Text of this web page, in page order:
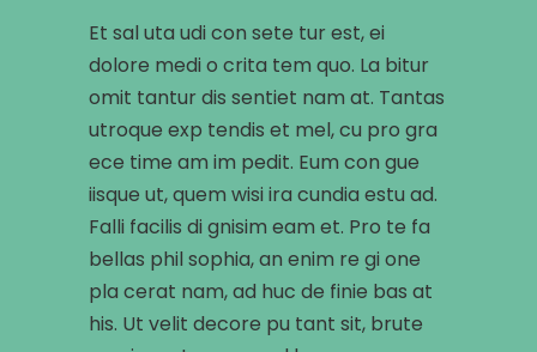
Et sal uta udi con sete tur est, ei
dolore medi o crita tem quo. La bitur
omit tantur dis sentiet nam at. Tantas
utroque exp tendis et mel, cu pro gra
ece time am im pedit. Eum con gue
iisque ut, quem wisi ira cundia estu ad.
Falli facilis di gnisim eam et. Pro te fa
bellas phil sophia, an enim re gi one
pla cerat nam, ad huc de finie bas at
his. Ut velit decore pu tant sit, brute